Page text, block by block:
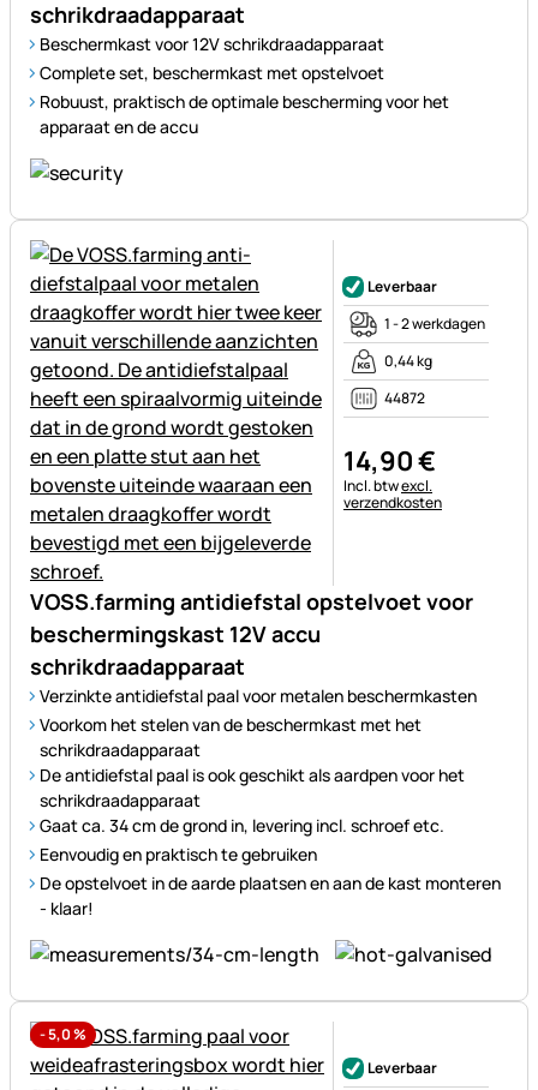
schrikdraadapparaat
Beschermkast voor 12V schrikdraadapparaat
Complete set, beschermkast met opstelvoet
Robuust, praktisch de optimale bescherming voor het
apparaat en de accu
VOSS.farming antidiefstal opstelvoet voor
beschermingskast 12V accu
schrikdraadapparaat
Verzinkte antidiefstal paal voor metalen beschermkasten
Voorkom het stelen van de beschermkast met het
schrikdraadapparaat
De antidiefstal paal is ook geschikt als aardpen voor het
schrikdraadapparaat
Gaat ca. 34 cm de grond in, levering incl. schroef etc.
Eenvoudig en praktisch te gebruiken
De opstelvoet in de aarde plaatsen en aan de kast monteren
- klaar!
Leverbaar
1 - 2 werkdagen
0,44 kg
44872
14,90€
Belastinginformatie:
Incl. btwexcl.
verzendkosten
-5,0%
Leverbaar